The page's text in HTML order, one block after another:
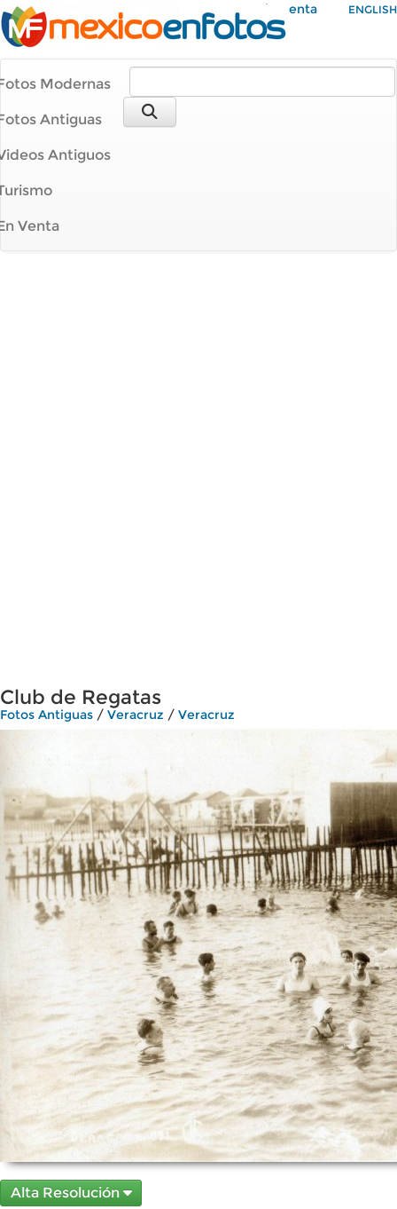
Mi Cuenta ENGLISH
Modernas
Antiguas
Antiguos
Venta
Club de Regatas
Fotos Antiguas / Veracruz / Veracruz
Alta Resolución